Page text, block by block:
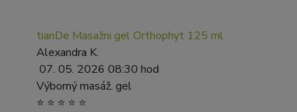
tianDe Masažni gel Orthophyt 125 ml
Alexandra K.
07. 05. 2026 08:30 hod
Výborný masáž. gel
⭐ ⭐ ⭐ ⭐ ⭐